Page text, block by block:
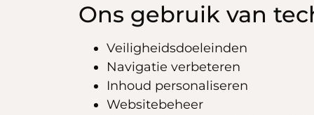
Ons gebruik van
Veiligheidsdoeleinden
Navigatie verbeteren
Inhoud personaliseren
Websitebeheer